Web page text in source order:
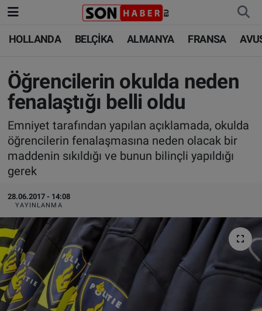
HOLLANDA BELÇİKA ALMANYA FRANSA
Öğrencilerin okulda neden
fenalaştığı belli oldu
Emniyet tarafından yapılan açıklamada, okulda
öğrencilerin fenalaşmasına neden olacak bir
maddenin sıkıldığı ve bunun bilinçli yapıldığı
gerek
28.06.2017 - 14:08
YAYINLANMA
HOLLANDA
BELÇİKA
ALMANYA
FRANSA
AVUSTURYA
SAĞLIK - YAŞAM
BİLİM-TEKNOLOJİ
HOLLANDA
BELÇİKA
ALMANYA
TÜRKİYE
DÜNYA
BİLİM-TEKNOLOJİ
SAĞLIK
FOTO GALERİ
VIDEO GALERİ
Nöbetçi Eczaneler
Hava Durumu
Trafik Durumu
Süper Lig Puan Durumu ve Fikstür
Tüm Manşetler
Son Dakika Haberleri
Haber Arşivi